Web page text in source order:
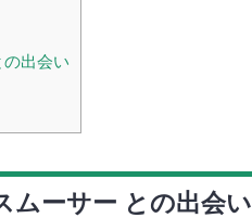
出会い
ムーサー との出会い